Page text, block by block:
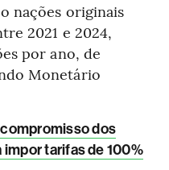
nações originais
2021 e 2024,
por ano, de
Monetário
dos
tarifas de 100%